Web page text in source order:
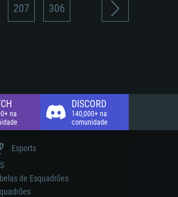
207 306
na
DISCORD
140,000+ na
comunidade
Esports
de Esquadrões